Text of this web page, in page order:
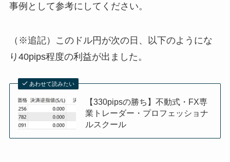
事例として参考にしてください。
（※追記）このドル円が次の日、以下のようにな
り40pips程度の利益が出ました。
あわせて読みたい
【330pipsの勝ち】不動式・FX専
業トレーダー・プロフェッショナ
ルスクール